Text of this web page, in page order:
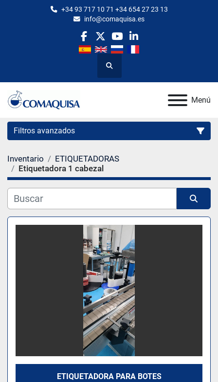
+34 93 717 10 71 +34 654 27 23 13
info@comaquisa.es
facebook
twitteryoutubelinkedin
Buscar
Menú
Filtros avanzados
Categoría
Fabricante
Modelo
Inventario
ETIQUETADORAS
Etiquetadora 1 cabezal
Ordenar por
ETIQUETADORA PARA BOTES